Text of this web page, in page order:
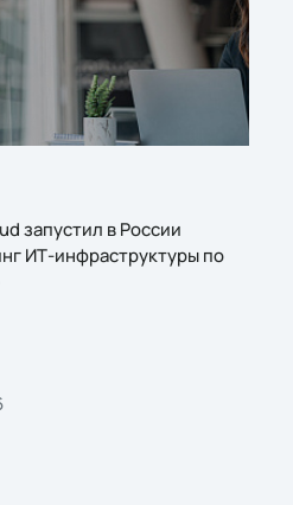
запустил в России
ИТ-инфраструктуры по